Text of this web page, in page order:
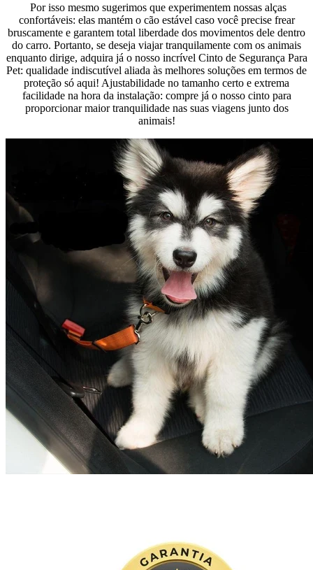
Por isso mesmo sugerimos que experimentem nossas alças
confortáveis: elas mantém o cão estável caso você precise frear
bruscamente e garantem total liberdade dos movimentos dele dentro
do carro. Portanto, se deseja viajar tranquilamente com os animais
enquanto dirige, adquira já o nosso incrível Cinto de Segurança Para
Pet: qualidade indiscutível aliada às melhores soluções em termos de
proteção só aqui! Ajustabilidade no tamanho certo e extrema
facilidade na hora da instalação: compre já o nosso cinto para
proporcionar maior tranquilidade nas suas viagens junto dos
animais!